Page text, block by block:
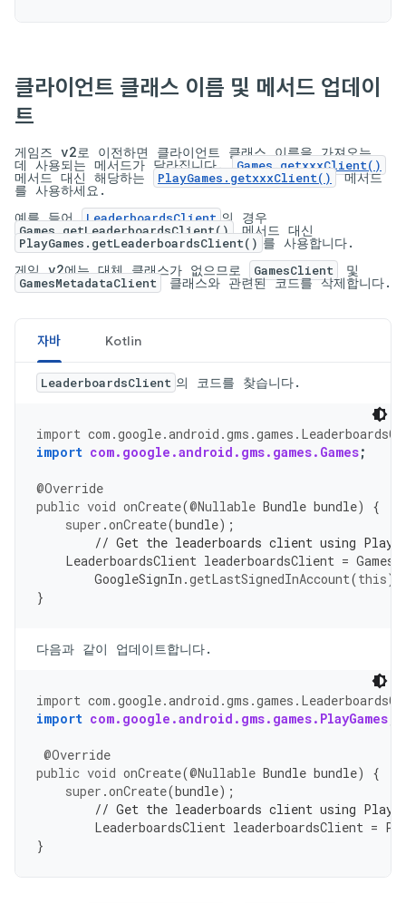
클라이언트 클래스 이름 및 메서드 업데이
트
게임즈 v2로 이전하면 클라이언트 클래스 이름을 가져오는
데 사용되는 메서드가 달라집니다. Games.getxxxClient()
메서드 대신 해당하는 PlayGames.getxxxClient() 메서드
를 사용하세요.
예를 들어 LeaderboardsClient 의 경우
Games.getLeaderboardsClient() 메서드 대신
PlayGames.getLeaderboardsClient() 를 사용합니다.
게임 v2에는 대체 클래스가 없으므로
GamesClient 및
GamesMetadataClient 클래스와 관련된 코드를 삭제합니다.
자바 Kotlin
LeaderboardsClient 의 코드를 찾습니다.
import
import com.google.android.gms.games.Games;
@Override
public void onCreate(@Nullable Bundle bundle)
{
super .onCreate(bundle);
// Get the leaderboards client using Play
LeaderboardsClient leaderboardsClient = Games
GoogleSignIn .getLastSignedInAccount(this
}
다음과 같이 업데이트합니다.
import
import com.google.android.gms.games.PlayGames
@Override
public void onCreate(@Nullable Bundle bundle)
{
super .onCreate(bundle);
// Get the leaderboards client using Play
LeaderboardsClient leaderboardsClient =
}